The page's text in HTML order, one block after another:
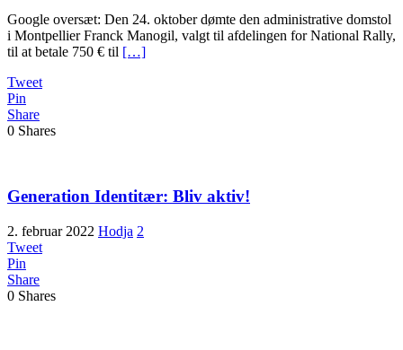
Google oversæt: Den 24. oktober dømte den administrative domstol
i Montpellier Franck Manogil, valgt til afdelingen for National Rally,
til at betale 750 € til […]
Tweet
Pin
Share
0 Shares
Generation Identitær: Bliv aktiv!
2. februar 2022 Hodja 2
Tweet
Pin
Share
0 Shares